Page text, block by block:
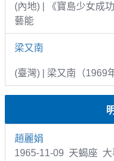
(內地) | 《寶島少女成
藝能
梁又南
(臺灣) | 梁又南（1969
趙麗娟
1965-11-09 天蝎座 大